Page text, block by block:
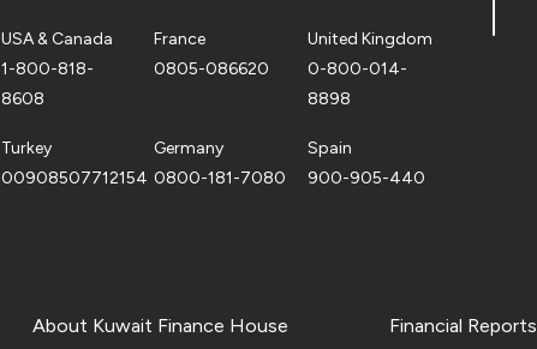
USA & Canada
1-800-818-
8608
France
0805-086620
United Kingdom
0-800-014-
8898
Turkey
00908507712154
Germany
0800-181-7080
Spain
900-905-440
About Kuwait Finance House Financial Reports